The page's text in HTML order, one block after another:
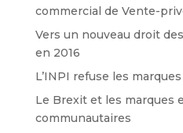
commercial de Vente-
Vers un nouveau droit
en 2016
L’INPI refuse les
Le Brexit et les marques
communautaires